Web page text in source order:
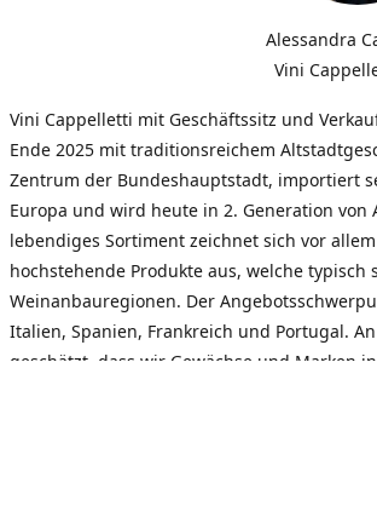
Alessandra
Vini
Vini Cappelletti mit Geschäftssitz und
Ende 2025 mit traditionsreichem
Zentrum der Bundeshauptstadt, importiert
Europa und wird heute in 2. Generation
lebendiges Sortiment zeichnet sich vor
hochstehende Produkte aus, welche
Weinanbauregionen. Der
Italien, Spanien, Frankreich und Portugal.
geschätzt, dass wir Gewächse und Marken